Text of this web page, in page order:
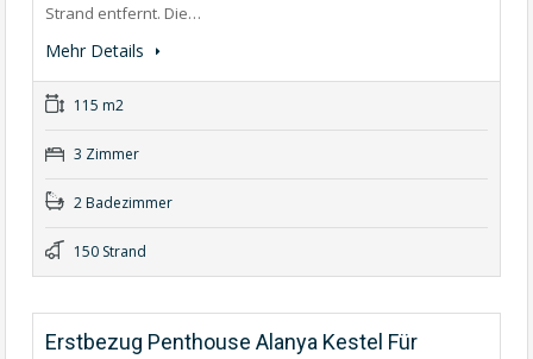
Strand entfernt. Die…
Mehr Details
115 m2
3 Zimmer
2 Badezimmer
150 Strand
Erstbezug Penthouse Alanya Kestel Für